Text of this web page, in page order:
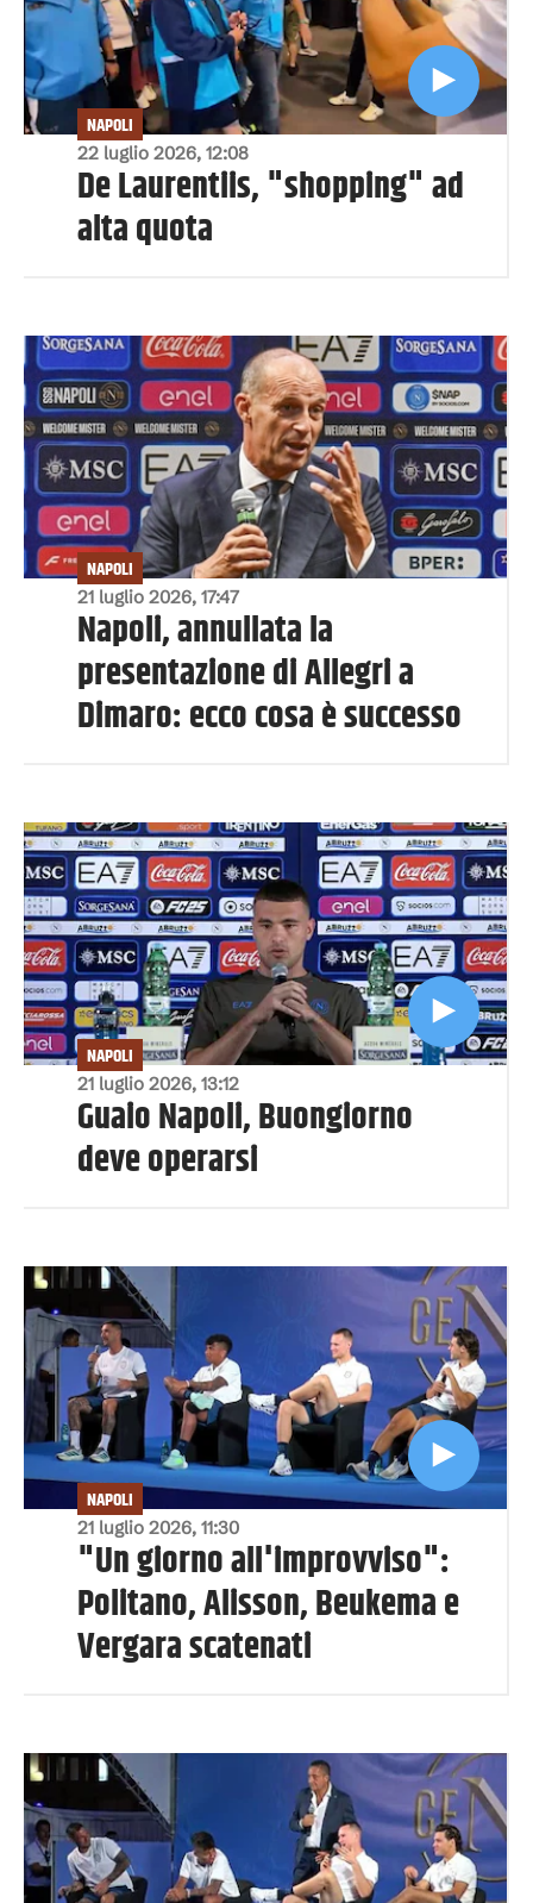
22 luglio 2026, 12:08
NAPOLI
De Laurentiis, "shopping" ad
alta quota
21 luglio 2026, 17:47
NAPOLI
Napoli, annullata la
presentazione di Allegri a
Dimaro: ecco cosa è successo
21 luglio 2026, 13:12
NAPOLI
Guaio Napoli, Buongiorno
deve operarsi
21 luglio 2026, 11:30
NAPOLI
"Un giorno all'improvviso":
Politano, Alisson, Beukema e
Vergara scatenati